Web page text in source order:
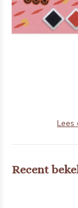
Lees
Recent